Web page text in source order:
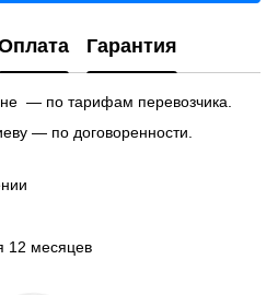
Гарантия
— по тарифам перевозчика.
— по договоренности.
12 месяцев